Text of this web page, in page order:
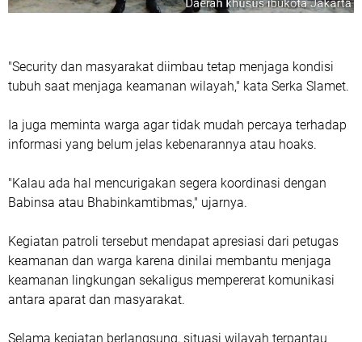
"Security dan masyarakat diimbau tetap menjaga kondisi
tubuh saat menjaga keamanan wilayah," kata Serka Slamet.
Ia juga meminta warga agar tidak mudah percaya terhadap
informasi yang belum jelas kebenarannya atau hoaks.
"Kalau ada hal mencurigakan segera koordinasi dengan
Babinsa atau Bhabinkamtibmas," ujarnya.
Kegiatan patroli tersebut mendapat apresiasi dari petugas
keamanan dan warga karena dinilai membantu menjaga
keamanan lingkungan sekaligus mempererat komunikasi
antara aparat dan masyarakat.
Selama kegiatan berlangsung, situasi wilayah terpantau